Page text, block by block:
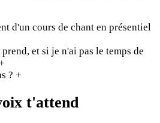
d'un cours de chant en présentiel
et si je n'ai pas le temps de
?+
t'attend